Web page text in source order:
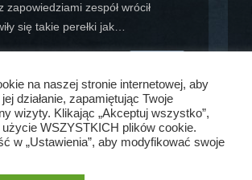
zespół wrócił
się takie perełki jak…
na naszej stronie internetowej, aby
działanie, zapamiętując Twoje
wizyty. Klikając „Akceptuj wszystko”,
WSZYSTKICH plików cookie.
w „Ustawienia”, aby modyfikować swoje